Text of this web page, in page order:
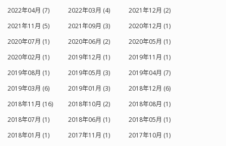
2022年04月 (7)
2022年03月 (4)
2021年12月 (2)
2021年11月 (5)
2021年09月 (3)
2020年12月 (1)
2020年07月 (1)
2020年06月 (2)
2020年05月 (1)
2020年02月 (1)
2019年12月 (1)
2019年11月 (1)
2019年08月 (1)
2019年05月 (3)
2019年04月 (7)
2019年03月 (6)
2019年01月 (3)
2018年12月 (6)
2018年11月 (16)
2018年10月 (2)
2018年08月 (1)
2018年07月 (1)
2018年06月 (1)
2018年05月 (1)
2018年01月 (1)
2017年11月 (1)
2017年10月 (1)